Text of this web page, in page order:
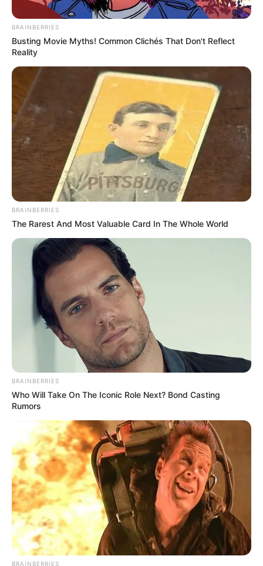
BRAINBERRIES
Busting Movie Myths! Common Clichés That Don't Reflect
Reality
BRAINBERRIES
The Rarest And Most Valuable Card In The Whole World
BRAINBERRIES
Who Will Take On The Iconic Role Next? Bond Casting
Rumors
BRAINBERRIES